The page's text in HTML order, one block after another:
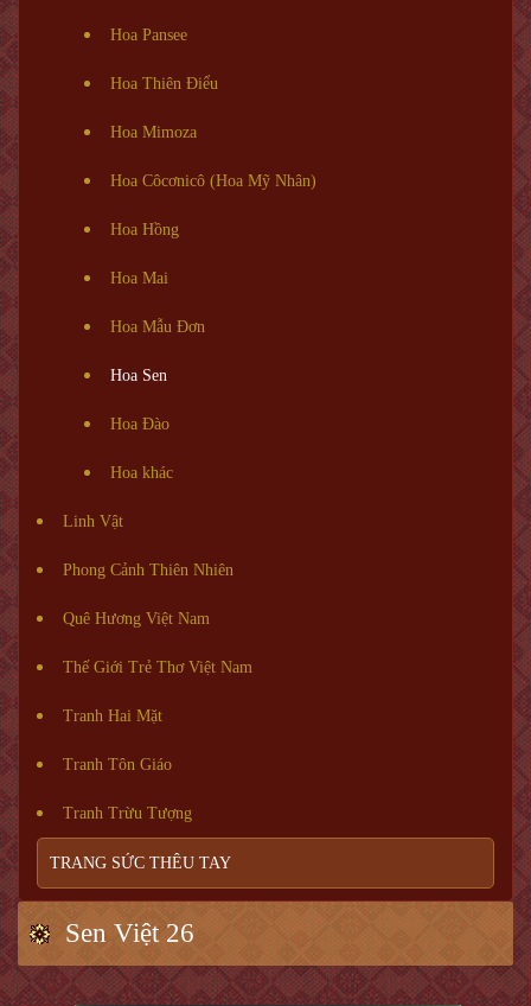
Hoa Pansee
Hoa Thiên Điểu
Hoa Mimoza
Hoa Côcơnicô (Hoa Mỹ Nhân)
Hoa Hồng
Hoa Mai
Hoa Mẫu Đơn
Hoa Sen
Hoa Đào
Hoa khác
Linh Vật
Phong Cảnh Thiên Nhiên
Quê Hương Việt Nam
Thế Giới Trẻ Thơ Việt Nam
Tranh Hai Mặt
Tranh Tôn Giáo
Tranh Trừu Tượng
TRANG SỨC THÊU TAY
Sen Việt 26